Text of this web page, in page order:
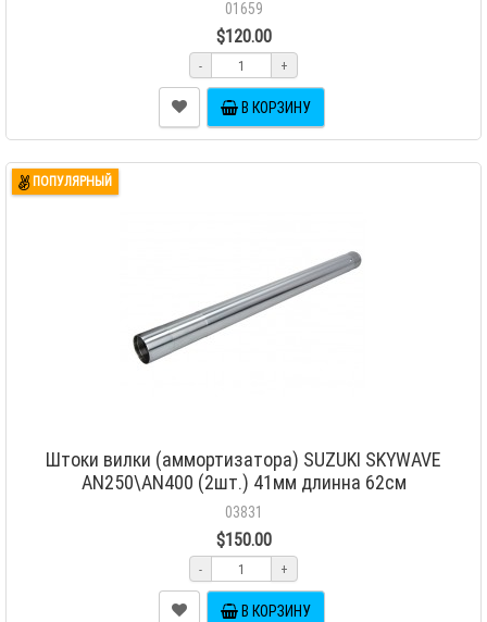
01659
$120.00
- +
В КОРЗИНУ
ПОПУЛЯРНЫЙ
Штоки вилки (аммортизатора) SUZUKI SKYWAVE
AN250\AN400 (2шт.) 41мм длинна 62см
03831
$150.00
- +
В КОРЗИНУ